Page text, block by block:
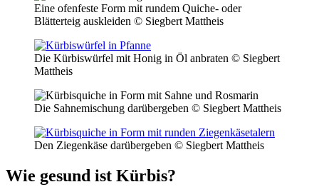
Eine ofenfeste Form mit rundem Quiche- oder
Blätterteig auskleiden © Siegbert Mattheis
Die Kürbiswürfel mit Honig in Öl anbraten © Siegbert
Mattheis
Die Sahnemischung darübergeben © Siegbert Mattheis
Den Ziegenkäse darübergeben © Siegbert Mattheis
Wie gesund ist Kürbis?